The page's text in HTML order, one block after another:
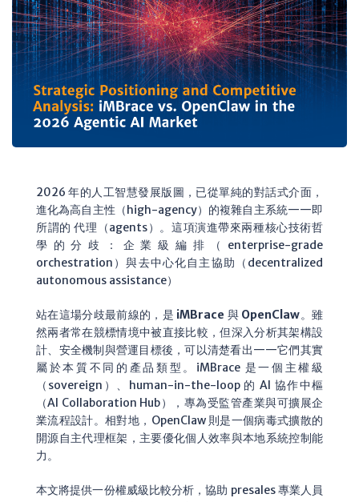
2026 年的人工智慧發展版圖，已從單純的對話式介面，
進化為高自主性（high-agency）的複雜自主系統——即
所謂的 代理（agents）。這項演進帶來兩種核心技術哲
學的分歧：企業級編排（enterprise-grade
orchestration）與去中心化自主協助（decentralized
autonomous assistance）
站在這場分歧最前線的，是 iMBrace 與 OpenClaw。雖
然兩者常在競標情境中被直接比較，但深入分析其架構設
計、安全機制與營運目標後，可以清楚看出——它們其實
屬於本質不同的產品類型。iMBrace 是一個主權級
（sovereign）、human-in-the-loop 的 AI 協作中樞
（AI Collaboration Hub），專為受監管產業與可擴展企
業流程設計。相對地，OpenClaw 則是一個病毒式擴散的
開源自主代理框架，主要優化個人效率與本地系統控制能
力。
本文將提供一份權威級比較分析，協助 presales 專業人員